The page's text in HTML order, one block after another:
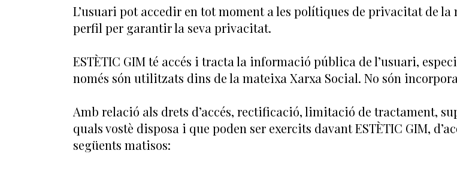
L’usuari pot accedir en tot moment a les polítiques de privacitat de
perfil per garantir la seva privacitat.
ESTÈTIC GIM té accés i tracta la informació pública de l’usuari,
només són utilitzats dins de la mateixa Xarxa Social. No són
Amb relació als drets d’accés, rectificació, limitació de tractament,
quals vostè disposa i que poden ser exercits davant ESTÈTIC GIM,
següents matisos: